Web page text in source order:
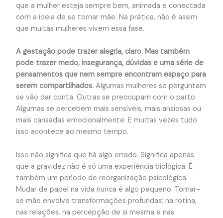
que a mulher esteja sempre bem, animada e conectada
com a ideia de se tornar mãe. Na prática, não é assim
que muitas mulheres vivem essa fase.
A gestação pode trazer alegria, claro. Mas também
pode trazer medo, insegurança, dúvidas e uma série de
pensamentos que nem sempre encontram espaço para
serem compartilhados. Algumas mulheres se perguntam
se vão dar conta. Outras se preocupam com o parto.
Algumas se percebem mais sensíveis, mais ansiosas ou
mais cansadas emocionalmente. E muitas vezes tudo
isso acontece ao mesmo tempo.
Isso não significa que há algo errado. Significa apenas
que a gravidez não é só uma experiência biológica. É
também um período de reorganização psicológica.
Mudar de papel na vida nunca é algo pequeno. Tornar-
se mãe envolve transformações profundas: na rotina,
nas relações, na percepção de si mesma e nas